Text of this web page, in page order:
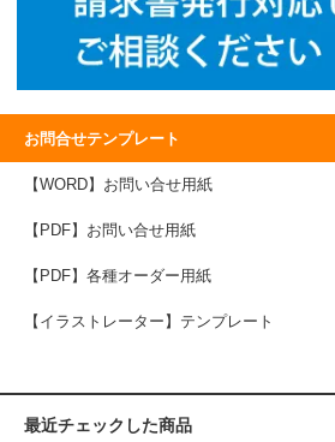
お問合せテンプレート
【WORD】お問い合せ用紙
【PDF】お問い合せ用紙
【PDF】各種オーダー用紙
【イラストレーター】テンプレート
最近チェックした商品